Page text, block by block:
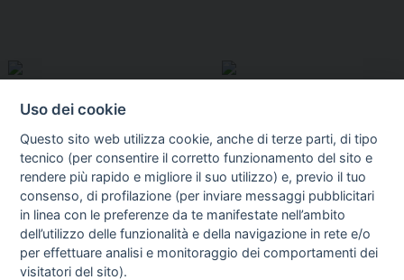
I libri Vedi tutti
Uso dei cookie
Questo sito web utilizza cookie, anche di terze parti, di tipo
tecnico (per consentire il corretto funzionamento del sito e
rendere più rapido e migliore il suo utilizzo) e, previo il tuo
consenso, di profilazione (per inviare messaggi pubblicitari
in linea con le preferenze da te manifestate nell’ambito
dell’utilizzo delle funzionalità e della navigazione in rete e/o
per effettuare analisi e monitoraggio dei comportamenti dei
visitatori del sito).